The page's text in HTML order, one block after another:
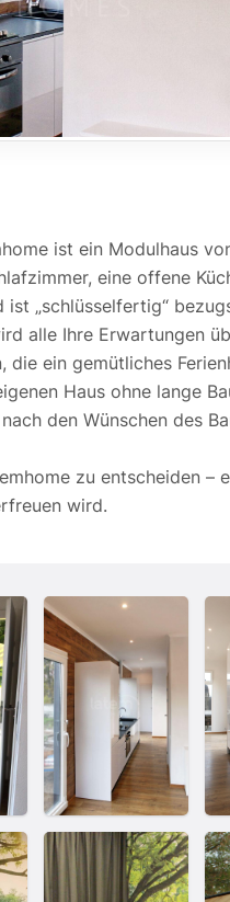
ist ein Modulhaus
eine offene
„schlüsselfertig“
alle Ihre Erwartungen
ein gemütliches
Haus ohne lange
den Wünschen des
zu entscheiden –
wird.